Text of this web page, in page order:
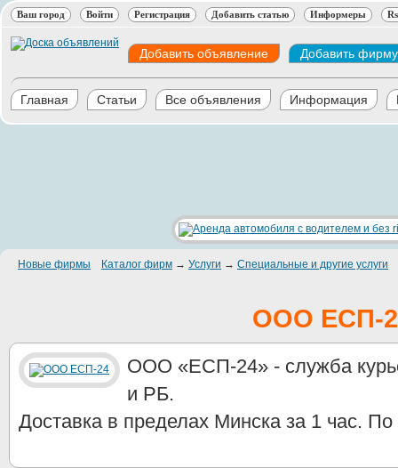
Ваш город Войти Регистрация Добавить статью Информеры
Добавить объявление Добавить фирму
Главная Статьи Все объявления Информация
Новые фирмы Каталог фирм → Услуги → Специальные и другие услуги
ООО ЕСП-
ООО «ЕСП-24» - служба
и РБ.
Доставка в пределах Минска за 1 час. По